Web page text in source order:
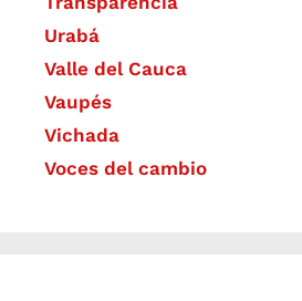
Urabá
Valle del Cauca
Vaupés
Vichada
Voces del cambio